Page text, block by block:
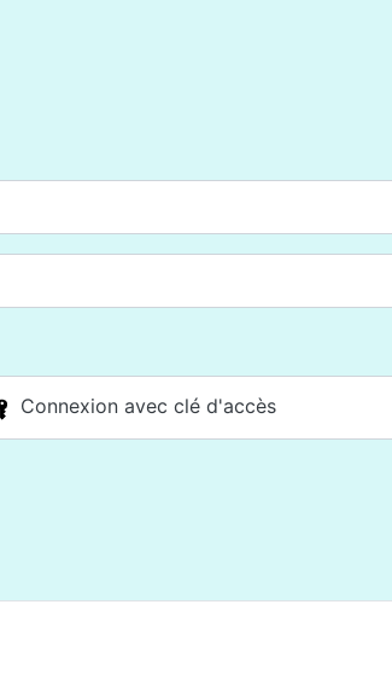
Connexion avec clé d'accès